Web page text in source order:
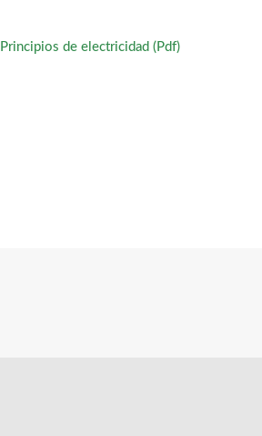
Principios de electricidad (Pdf)